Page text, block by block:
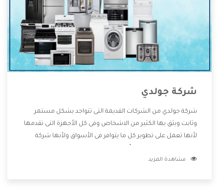
شركة جولدي
شركة جولدي من الشركات القديمة التى تتواجد بشكل مستمر
وثابت ويثق بها الكثير من الاشخاص وفى كل الأجهزة التى تقدمها
لأنها تعمل على تطوير كل ما يتوافر فى الأسواق ولأنها شركة
وتقدم للعملاء أقوى العروض والخصومات التى تسهل على
مشاهدة المزيد